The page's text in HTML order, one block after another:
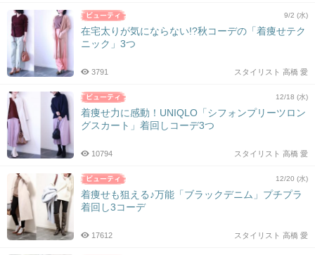
9/2 (水)
在宅太りが気にならない!?秋コーデの「着痩せテク
ニック」3つ
スタイリスト 高橋 愛
3791
12/18 (水)
着痩せ力に感動！UNIQLO「シフォンプリーツロン
グスカート」着回しコーデ3つ
スタイリスト 高橋 愛
10794
12/20 (水)
着痩せも狙える♪万能「ブラックデニム」プチプラ
着回し3コーデ
スタイリスト 高橋 愛
17612